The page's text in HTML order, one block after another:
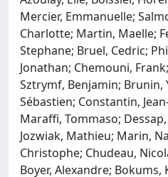
Mercier, Emmanuelle;
Charlotte; Martin, Maelle;
Stephane; Bruel, Cedric;
Jonathan; Chemouni,
Sztrymf, Benjamin; Brunin,
Sébastien; Constantin,
Maraffi, Tommaso;
Jozwiak, Mathieu; Marin,
Christophe; Chudeau,
Boyer, Alexandre;